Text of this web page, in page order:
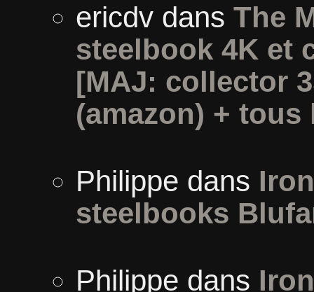
ericdvdans The
steelbook 4K et
[MAJ: collector
(amazon) +
Philippe dans
steelbooks
Philippe dans